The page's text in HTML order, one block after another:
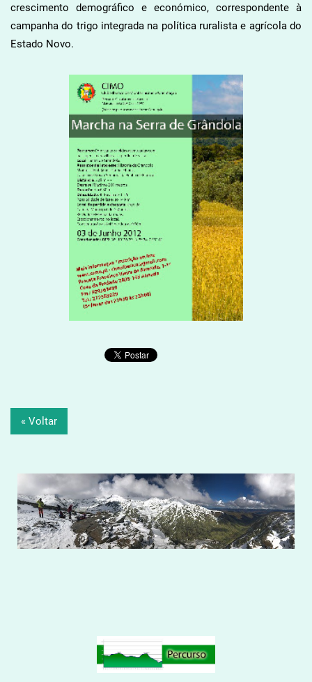
crescimento demográfico e económico, correspondente à
campanha do trigo integrada na política ruralista e agrícola do
Estado Novo.
« Voltar